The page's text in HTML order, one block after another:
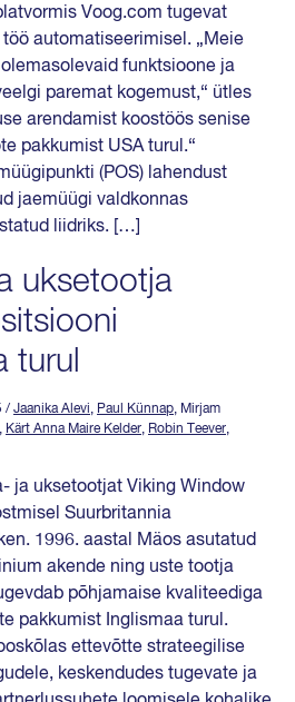
Voog.com tugevat
automatiseerimisel. „Meie
funktsioone ja
paremat kogemust,“ ütles
arendamist koostöös senise
pakkumist USA turul.“
(POS) lahendust
jaemüügi valdkonnas
liidriks. […]
uksetootja
turul
/ Jaanika Alevi, Paul Künnap, Mirjam
, Kärt Anna Maire Kelder, Robin Teever,
ja uksetootjat Viking Window
Suurbritannia
1996. aastal Mäos asutatud
akende ning uste tootja
põhjamaise kvaliteediga
pakkumist Inglismaa turul.
ettevõtte strateegilise
keskendudes tugevate ja